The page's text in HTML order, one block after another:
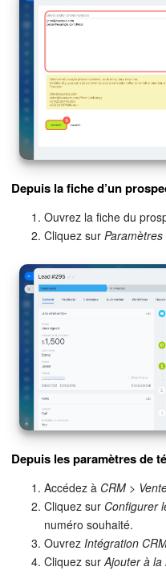
Depuis la fiche d’un
Ouvrez la fiche du
Cliquez sur
Depuis les paramètres de
Accédez à CRM >
Cliquez sur Configurer
numéro souhaité.
Ouvrez Intégration
Cliquez surAjouter à la